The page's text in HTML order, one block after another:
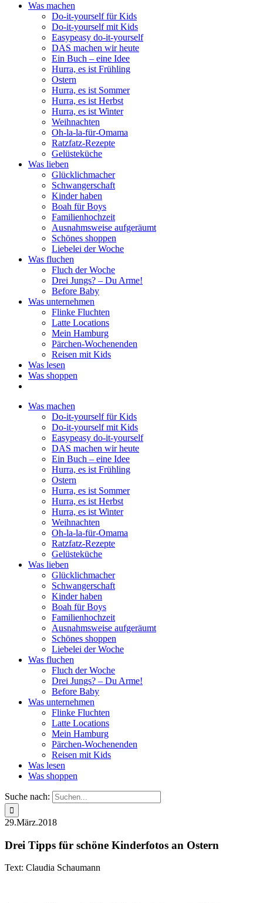
Was machen
Do-it-yourself für Kids
Do-it-yourself mit Kids
Easypeasy do-it-yourself
DAS machen wir heute
Ein Buch – eine Idee
Hurra, es ist Frühling
Ostern
Hurra, es ist Sommer
Hurra, es ist Herbst
Hurra, es ist Winter
Weihnachten
Oh-la-la-für-Omama
Ratzfatz-Rezepte
Gelüsteküche
Was lieben
Glücklichmacher
Schwangerschaft
Kinder haben
Boah für Boys
Familienhochzeit
Ausnahmsweise aufgeräumt
Schönes shoppen
Liebelei der Woche
Was fluchen
Fluch der Woche
Drei Jungs? – Du Arme!
Before Baby
Was unternehmen
Flinke Fluchten
Latte Locations
Mein Hamburg
Pärchen-Wochenenden
Reisen mit Kids
Was lesen
Was shoppen
Was machen
Do-it-yourself für Kids
Do-it-yourself mit Kids
Easypeasy do-it-yourself
DAS machen wir heute
Ein Buch – eine Idee
Hurra, es ist Frühling
Ostern
Hurra, es ist Sommer
Hurra, es ist Herbst
Hurra, es ist Winter
Weihnachten
Oh-la-la-für-Omama
Ratzfatz-Rezepte
Gelüsteküche
Was lieben
Glücklichmacher
Schwangerschaft
Kinder haben
Boah für Boys
Familienhochzeit
Ausnahmsweise aufgeräumt
Schönes shoppen
Liebelei der Woche
Was fluchen
Fluch der Woche
Drei Jungs? – Du Arme!
Before Baby
Was unternehmen
Flinke Fluchten
Latte Locations
Mein Hamburg
Pärchen-Wochenenden
Reisen mit Kids
Was lesen
Was shoppen
Suche nach:
29.März.2018
Drei Tipps für schöne Kinderfotos an Ostern
Text: Claudia Schaumann